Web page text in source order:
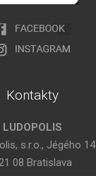
Kontakty
LUDOPOLIS
s.r.o., Jégého 14
08 Bratislava